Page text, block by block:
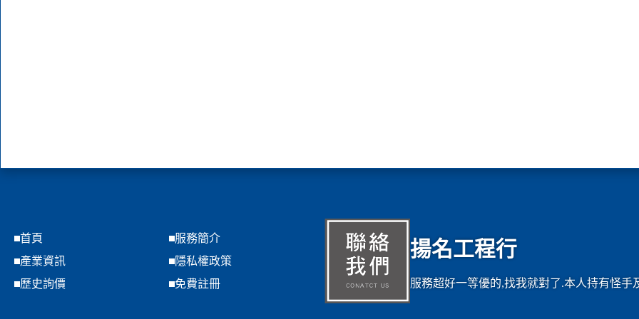
首頁
服務簡介
產業資訊
隱私權政策
歷史詢價
免費註冊
揚名工程行
服務超好一等優的,找我就對了.本人持有怪手